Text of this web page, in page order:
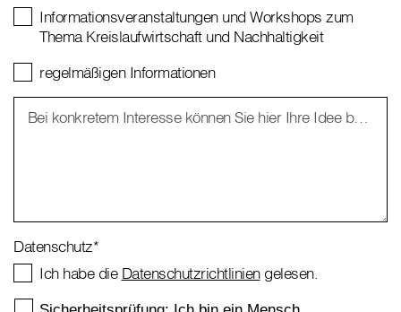
Informationsveranstaltungen und Workshops zum
Thema Kreislaufwirtschaft und Nachhaltigkeit
regelmäßigen Informationen
Bei konkretem Interesse können Sie hier Ihre Idee bzw.
Datenschutz*
Ich habe die Datenschutzrichtliniengelesen.